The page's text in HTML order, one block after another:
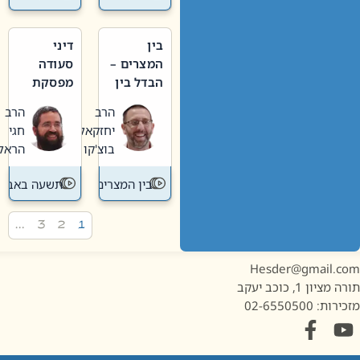
בין
המצרים –
הבדל בין
חדשה
לישנה
הרב
יחזקאל
בוצ'קו
בין המצרים
דיני
סעודה
מפסקת
תשעה
באב
הרב
חגי
הראל
תשעה באב
1, כוכב יעקב
02-6550500